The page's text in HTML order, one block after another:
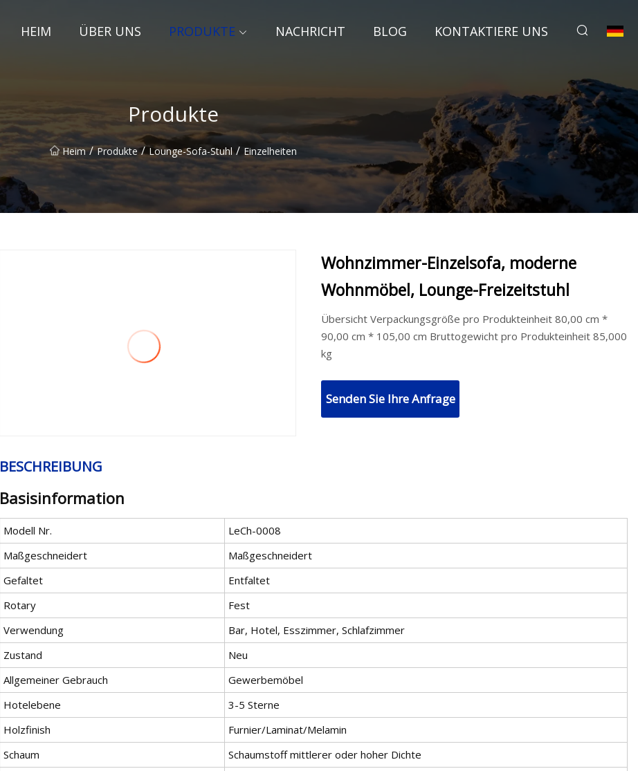
HEIM ÜBER UNS PRODUKTE NACHRICHT BLOG KONTAKTIERE UNS
Produkte
Heim / Produkte / Lounge-Sofa-Stuhl / Einzelheiten
Wohnzimmer-Einzelsofa, moderne
Wohnmöbel, Lounge-Freizeitstuhl
Übersicht Verpackungsgröße pro Produkteinheit 80,00 cm *
90,00 cm * 105,00 cm Bruttogewicht pro Produkteinheit 85,000
kg
Senden Sie Ihre Anfrage
BESCHREIBUNG
Basisinformation
Modell Nr.
LeCh-0008
Maßgeschneidert
Maßgeschneidert
Gefaltet
Entfaltet
Rotary
Fest
Verwendung
Bar, Hotel, Esszimmer, Schlafzimmer
Zustand
Neu
Allgemeiner Gebrauch
Gewerbemöbel
Hotelebene
3-5 Sterne
Holzfinish
Furnier/Laminat/Melamin
Schaum
Schaumstoff mittlerer oder hoher Dichte